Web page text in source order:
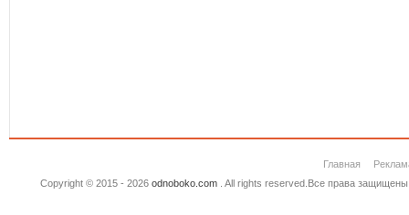
Главная
Copyright © 2015 - 2026 odnoboko.com. All rights reserved.Все права защищены.